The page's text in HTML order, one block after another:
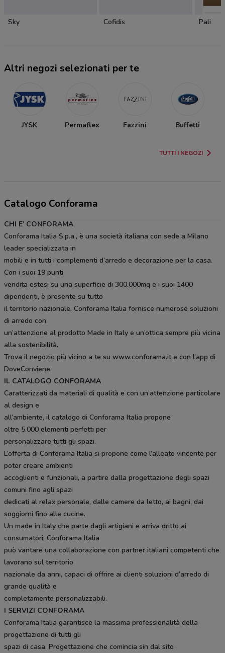
Sky Cofidis Pali
Altri negozi selezionati per te
JYSK Permaflex Fazzini Buffetti
TUTTI I NEGOZI
Catalogo Conforama
CHI E’ CONFORAMA
Conforama Italia S.p.a., è una società italiana con sede a Milano
leader specializzata in
mobili e in tutti i complementi d’arredo e decorazione per la casa.
Con i suoi 19 punti
vendita estesi su una superficie di 300.000mq e i suoi 1400
dipendenti, è presente su tutto
il territorio nazionale. Conforama Italia fornisce numerose soluzioni
di arredo con
un’attenzione al prodotto Made in Italy e un’ottica sempre più vicina
alla sostenibilità.
Trova il negozio più vicino a te su www.conforama.it e con l’app di
DoveConviene.
IL CATALOGO CONFORAMA
Caratterizzati da materiali di qualità e con un’attenzione particolare
al design e
all’ambiente, il catalogo di Conforama Italia propone
oltre 5.000 elementi perfetti per
personalizzare tutti gli spazi.
L’offerta di Conforama Italia si propone come l’alleato vincente per
poter creare ambienti
accoglienti e funzionali, a partire dalla progettazione degli spazi
comuni fino agli spazi
dedicati al relax personale, dalle camere da letto, ai bagni, dai
soggiorni fino alle cucine.
Un made in Italy che parte dagli artigiani e arriva dritto ai
consumatori; Conforama Italia
può vantare una collaborazione con partner italiani competenti che
lavorano sul territorio
nazionale da anni, capaci di offrire ai clienti soluzioni d’arredo di
grande qualità e
completamente personalizzabili.
I SERVIZI CONFORAMA
Conforama Italia garantisce la massima professionalità della
progettazione di tutti gli
spazi di casa. Progettazione che comincia sin dal sito